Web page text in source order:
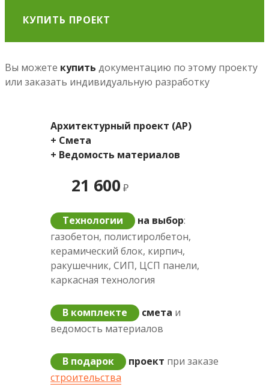
КУПИТЬ ПРОЕКТ
Вы можете купить документацию по этому проекту
или заказать индивидуальную разработку
Архитектурный проект (АР)
+ Смета
+ Ведомость материалов
21 600 ₽
Технологии на выбор:
газобетон, полистиролбетон,
керамический блок, кирпич,
ракушечник, СИП, ЦСП панели,
каркасная технология
В комплекте смета и
ведомость материалов
В подарок проект при заказе
строительства